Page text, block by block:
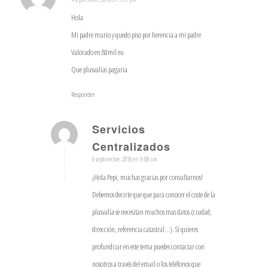
Hola
Mi padre murio y quedo piso por herencia a mi padre
Valorado en 80mil eu
Que plusvalías pagaria
Responder
Servicios
Centralizados
Dice:
6 septiembre, 2018 en 9:08 am
¡Hola Pepi, muchas gracias por consultarnos!
Debemos decirte que que para conocer el coste de la
plusvalía se necesitan muchos mas datos (ciudad,
dirección, referencia catastral…). Si quieres
profundizar en este tema puedes contactar con
nosotros a través del email o los teléfonos que